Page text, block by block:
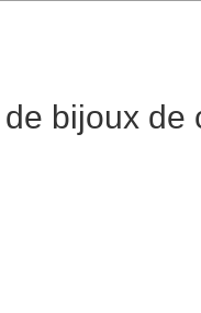
bijoux de